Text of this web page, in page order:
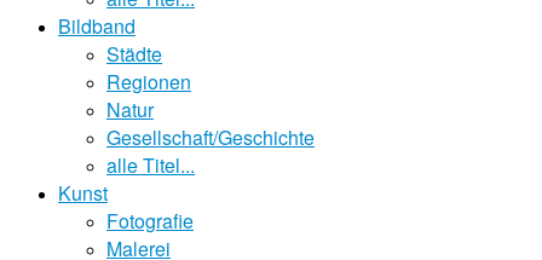
Bildband
Städte
Regionen
Natur
Gesellschaft/Geschichte
alle Titel...
Kunst
Fotografie
Malerei